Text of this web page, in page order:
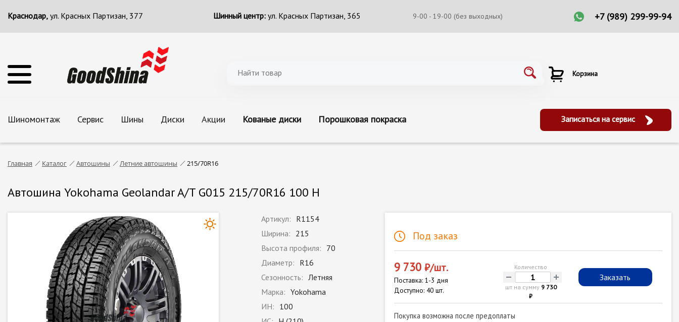
Краснодар, ул. Красных Партизан, 377 Шинный центр:ул. Красных Партизан, 365 9-00 - 19-00 (без выходных) +7 (989) 299-99-94
Корзина
Шиномонтаж Сервис Шины Диски Акции Кованые диски Порошковая покраска Записаться на сервис
Главная Каталог Автошины Летние автошины 215/70R16
Автошина Yokohama Geolandar A/T G015 215/70R16 100 H
Артикул: R1154
Ширина: 215
Высота профиля: 70
Диаметр: R16
Сезонность: Летняя
Марка: Yokohama
ИН: 100
Под заказ
9 730 ₽/шт.
Поставка: 1-3 дня
Доступно: 40 шт.
Количество
- +
шт на сумму 9 730
₽
Заказать
Покупка возможна после предоплаты